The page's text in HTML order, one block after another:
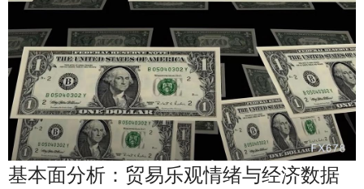
基本面分析：贸易乐观情绪与经济数据